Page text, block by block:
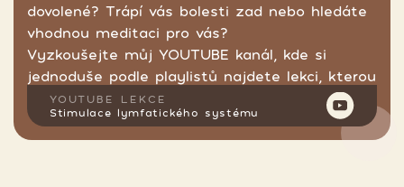
dovolené? Trápí vás bolesti zad nebo hledáte
vhodnou meditaci pro vás?
Vyzkoušejte můj YOUTUBE kanál, kde si
jednoduše podle playlistů najdete lekci, kterou
hledáte.
YOUTUBE LEKCE
Stimulace lymfatického systému